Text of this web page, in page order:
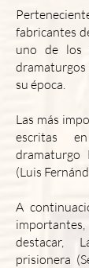
fabricantes
uno de los
su época.
Las más
escritas
dramaturgo
(Luis
A
destacar,
prisionera